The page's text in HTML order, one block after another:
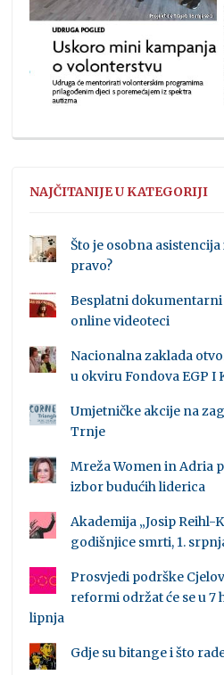
NAJČITANIJE U KATEGORIJI
Što je osobna
pravo?
Besplatni
online videoteci
Nacionalna zaklada
u okviru Fondova EGP I
Umjetničke akcije na
Trnje
Mreža Women in Adria
izbor budućih liderica
Akademija „Josip Reihl-
godišnjice smrti, 1.
Prosvjedi podrške
reformi održat će se u 7
lipnja
Gdje su bitange i što